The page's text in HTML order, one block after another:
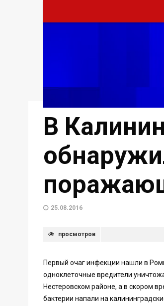
В
25.08.2016
просмотров
Первый очаг инфекции нашли в
одноклеточные вредители
Нестеровском районе, а в скором
бактерии напали на